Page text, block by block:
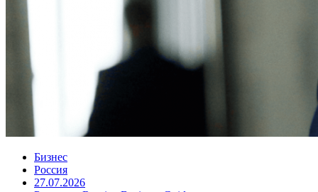
Бизнес
Россия
27.07.2026